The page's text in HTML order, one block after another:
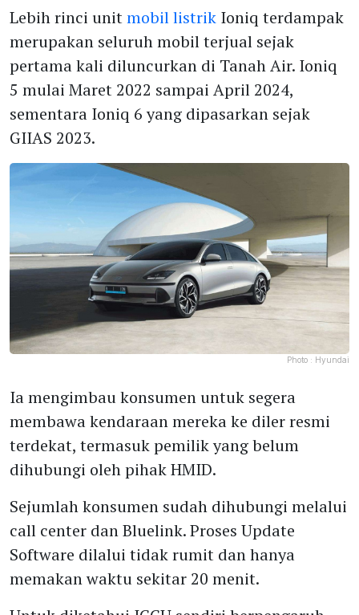
Lebih rinci unitmobil listrik Ioniq terdampak
merupakan seluruh mobil terjual sejak
pertama kali diluncurkan di Tanah Air. Ioniq
5 mulai Maret 2022 sampai April 2024,
sementara Ioniq 6 yang dipasarkan sejak
GIIAS 2023.
Photo : Hyundai
Ia mengimbau konsumen untuk segera
membawa kendaraan mereka ke diler resmi
terdekat, termasuk pemilik yang belum
dihubungi oleh pihak HMID.
Sejumlah konsumen sudah dihubungi melalui
call center dan Bluelink. Proses Update
Software dilalui tidak rumit dan hanya
memakan waktu sekitar 20 menit.